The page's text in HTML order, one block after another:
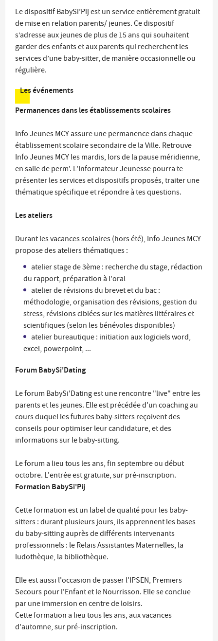
Le dispositif BabySi’Pij est un service entièrement gratuit
de mise en relation parents/ jeunes. Ce dispositif
s’adresse aux jeunes de plus de 15 ans qui souhaitent
garder des enfants et aux parents qui recherchent les
services d’une baby-sitter, de manière occasionnelle ou
régulière.
Les événements
Permanences dans les établissements scolaires
Info Jeunes MCY assure une permanence dans chaque
établissement scolaire secondaire de la Ville. Retrouve
Info Jeunes MCY les mardis, lors de la pause méridienne,
en salle de perm'. L'Informateur Jeunesse pourra te
présenter les services et dispositifs proposés, traiter une
thématique spécifique et répondre à tes questions.
Les ateliers
Durant les vacances scolaires (hors été), Info Jeunes MCY
propose des ateliers thématiques :
atelier stage de 3ème : recherche du stage, rédaction
du rapport, préparation à l'oral
atelier de révisions du brevet et du bac :
méthodologie, organisation des révisions, gestion du
stress, révisions ciblées sur les matières littéraires et
scientifiques (selon les bénévoles disponibles)
atelier bureautique : initiation aux logiciels word,
excel, powerpoint, ...
Forum BabySi'Dating
Le forum BabySi'Dating est une rencontre "live" entre les
parents et les jeunes. Elle est précédée d'un coaching au
cours duquel les futures baby-sitters reçoivent des
conseils pour optimiser leur candidature, et des
informations sur le baby-sitting.
Le forum a lieu tous les ans, fin septembre ou début
octobre. L'entrée est gratuite, sur pré-inscription.
Formation BabySi'Pij
Cette formation est un label de qualité pour les baby-
sitters : durant plusieurs jours, ils apprennent les bases
du baby-sitting auprès de différents intervenants
professionnels : le Relais Assistantes Maternelles, la
ludothèque, la bibliothèque.
Elle est aussi l'occasion de passer l'IPSEN, Premiers
Secours pour l'Enfant et le Nourrisson. Elle se conclue
par une immersion en centre de loisirs.
Cette formation a lieu tous les ans, aux vacances
d'automne, sur pré-inscription.